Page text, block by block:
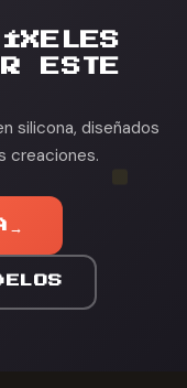
ESTE
silicona, diseñados
creaciones.